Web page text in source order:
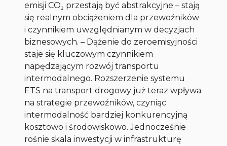
emisji CO₂ przestają być abstrakcyjne – stają
się realnym obciążeniem dla przewoźników
i czynnikiem uwzględnianym w decyzjach
biznesowych. – Dążenie do zeroemisyjności
staje się kluczowym czynnikiem
napędzającym rozwój transportu
intermodalnego. Rozszerzenie systemu
ETS na transport drogowy już teraz wpływa
na strategie przewoźników, czyniąc
intermodalność bardziej konkurencyjną
kosztowo i środowiskowo. Jednocześnie
rośnie skala inwestycji w infrastrukturę